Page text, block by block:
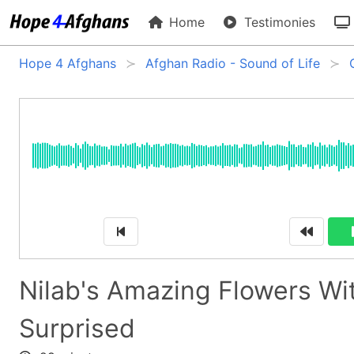
Home Testimonies
Hope 4 Afghans Afghan Radio - Sound of Life
Nilab's Amazing Flowers
Surprised